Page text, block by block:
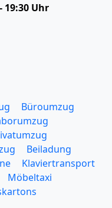
19:30 Uhr
Büroumzug
Beiladung
Klaviertransport
Möbeltaxi